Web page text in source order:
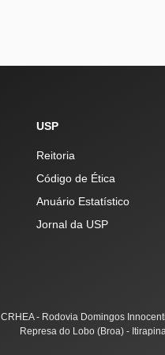
USP
Reitoria
Código de Ética
Anuário Estatístico
Jornal da USP
CRHEA - Rodovia Domingos
Represa do Lobo (Broa) -